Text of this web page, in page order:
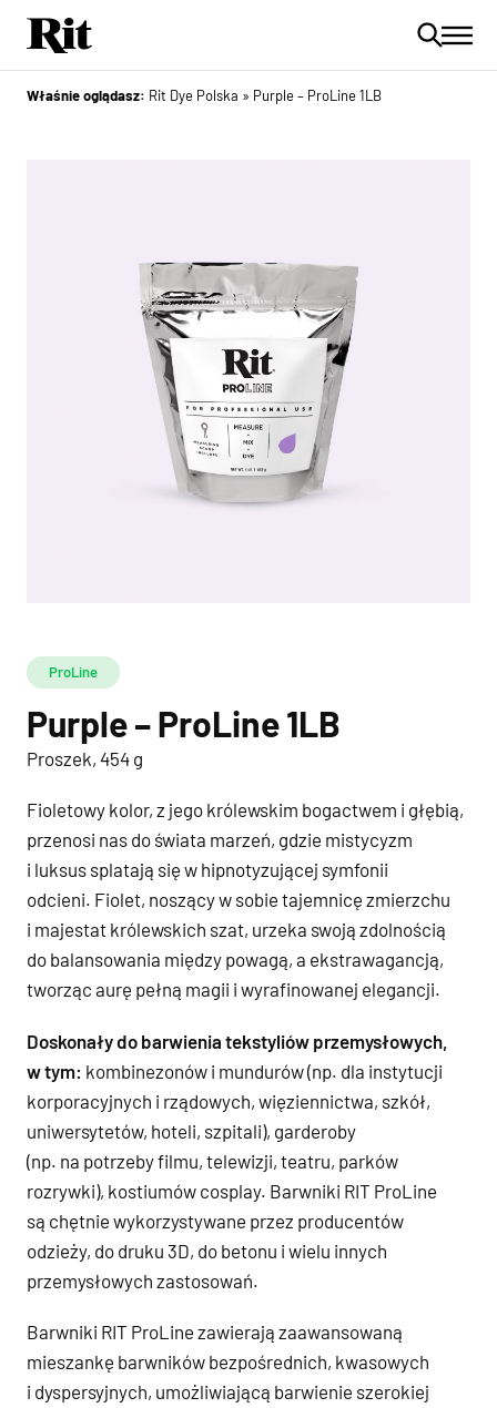
Właśnie oglądasz: Rit Dye Polska » Purple – ProLine 1LB
ProLine
Purple – ProLine 1LB
Proszek, 454 g
Fioletowy kolor, z jego królewskim bogactwem i głębią,
przenosi nas do świata marzeń, gdzie mistycyzm
i luksus splatają się w hipnotyzującej symfonii
odcieni. Fiolet, noszący w sobie tajemnicę zmierzchu
i majestat królewskich szat, urzeka swoją zdolnością
do balansowania między powagą, a ekstrawagancją,
tworząc aurę pełną magii i wyrafinowanej elegancji.
Doskonały do barwienia tekstyliów przemysłowych,
w tym: kombinezonów i mundurów (np. dla instytucji
korporacyjnych i rządowych, więziennictwa, szkół,
uniwersytetów, hoteli, szpitali), garderoby
(np. na potrzeby filmu, telewizji, teatru, parków
rozrywki), kostiumów cosplay. Barwniki RIT ProLine
są chętnie wykorzystywane przez producentów
odzieży, do druku 3D, do betonu i wielu innych
przemysłowych zastosowań.
Barwniki RIT ProLine zawierają zaawansowaną
mieszankę barwników bezpośrednich, kwasowych
i dyspersyjnych, umożliwiającą barwienie szerokiej